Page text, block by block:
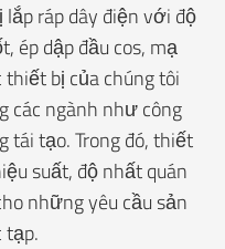
ráp dây điện với độ
ép dập đầu cos, mạ
bị của chúng tôi
các ngành như công
tái tạo. Trong đó, thiết
suất, độ nhất quán
những yêu cầu sản
tạp.